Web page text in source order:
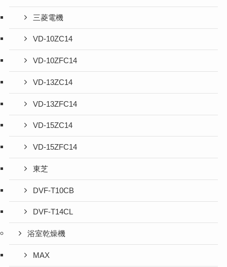
三菱電機
VD-10ZC14
VD-10ZFC14
VD-13ZC14
VD-13ZFC14
VD-15ZC14
VD-15ZFC14
東芝
DVF-T10CB
DVF-T14CL
浴室乾燥機
MAX